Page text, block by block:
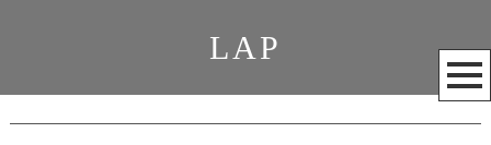
LAP
メ
ニ
ュ